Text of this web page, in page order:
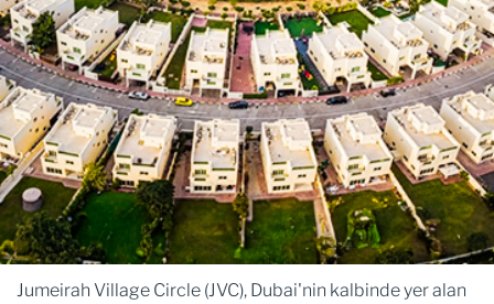
Jumeirah Village Circle (JVC), Dubai'nin kalbinde yer alan